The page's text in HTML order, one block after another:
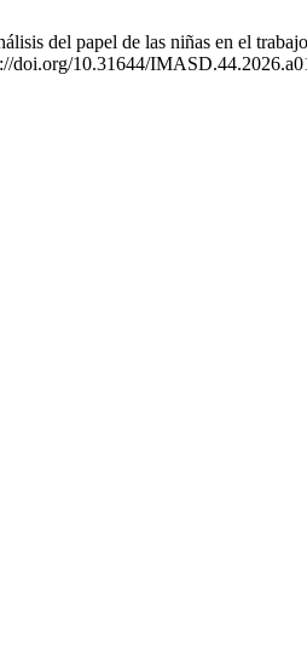
del papel de las niñas en el
doi.org/10.31644/